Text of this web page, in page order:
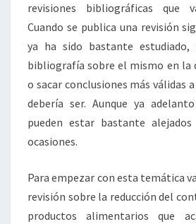
revisiones bibliográficas que
Cuando se publica una revisión
ya ha sido bastante
bibliografía sobre el mismo en la
o sacar conclusiones más válidas
debería ser. Aunque ya
pueden estar bastante
ocasiones.
Para empezar con esta temática
revisión sobre la reducción del
productos alimentarios que